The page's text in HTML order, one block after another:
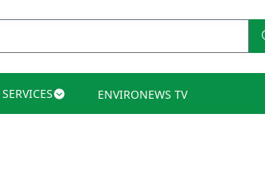
SERVICES ENVIRONEWS TV